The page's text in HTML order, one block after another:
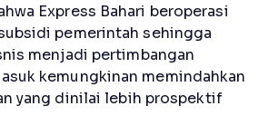
Express Bahari beroperasi
pemerintah sehingga
menjadi pertimbangan
kemungkinan memindahkan
yang dinilai lebih prospektif